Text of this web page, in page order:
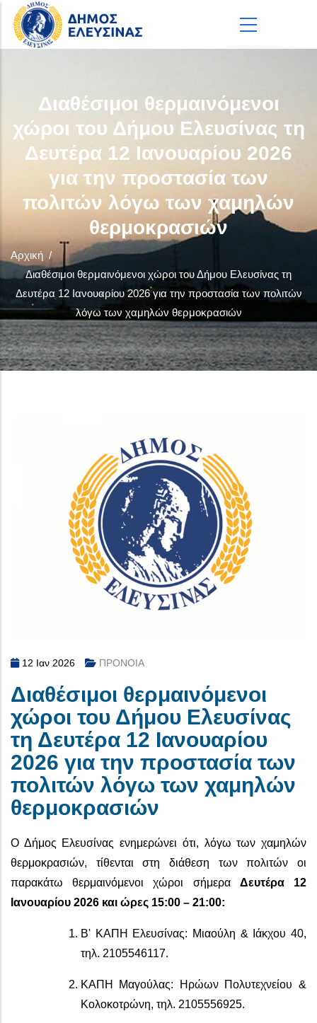
Παράκαμψη προς το κυρίως περιεχόμενο
Διαθέσιμοι θερμαινόμενοι
χώροι του Δήμου Ελευσίνας τη
Δευτέρα 12 Ιανουαρίου 2026
για την προστασία των
πολιτών λόγω των χαμηλών
θερμοκρασιών
Αρχική /
Διαθέσιμοι θερμαινόμενοι χώροι του Δήμου Ελευσίνας τη
Δευτέρα 12 Ιανουαρίου 2026 για την προστασία των πολιτών
λόγω των χαμηλών θερμοκρασιών
12 Ιαν 2026 ΠΡΟΝΟΙΑ
Διαθέσιμοι θερμαινόμενοι
χώροι του Δήμου Ελευσίνας
τη Δευτέρα 12 Ιανουαρίου
2026 για την προστασία των
πολιτών λόγω των χαμηλών
θερμοκρασιών
Ο Δήμος Ελευσίνας ενημερώνει ότι, λόγω των χαμηλών
θερμοκρασιών, τίθενται στη διάθεση των πολιτών οι
παρακάτω θερμαινόμενοι χώροι σήμερα Δευτέρα 12
Ιανουαρίου 2026 και ώρες 15:00 – 21:00:
Β' ΚΑΠΗ Ελευσίνας: Μιαούλη & Ιάκχου 40,
τηλ. 2105546117.
ΚΑΠΗ Μαγούλας: Ηρώων Πολυτεχνείου &
Κολοκοτρώνη, τηλ. 2105556925.